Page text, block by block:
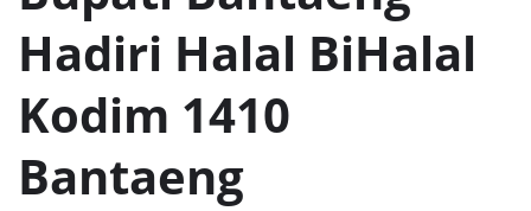
Hadiri Halal BiHalal
Kodim 1410
Bantaeng